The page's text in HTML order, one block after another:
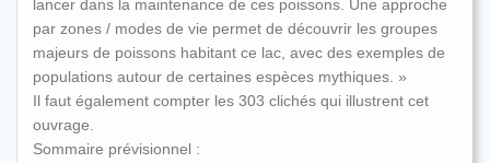
lancer dans la maintenance de ces poissons. Une approche
par zones / modes de vie permet de découvrir les groupes
majeurs de poissons habitant ce lac, avec des exemples de
populations autour de certaines espèces mythiques. »
Il faut également compter les 303 clichés qui illustrent cet
ouvrage.
Sommaire prévisionnel :